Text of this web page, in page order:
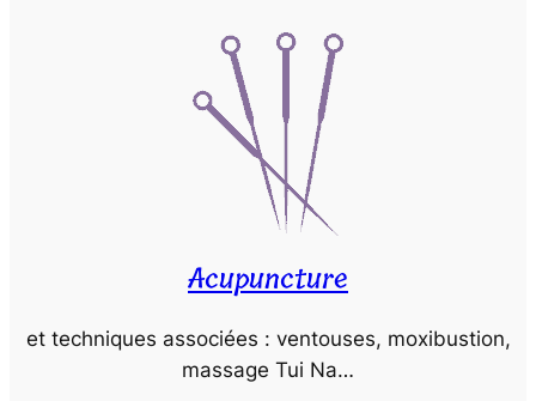
Acupuncture
et techniques associées : ventouses, moxibustion,
massage Tui Na…